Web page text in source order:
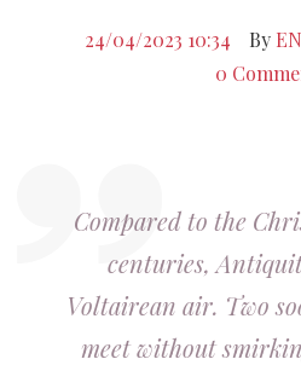
24/04/2023 10:34 By EN
0
Compared to the
centuries,
Voltairean air. Two
meet without